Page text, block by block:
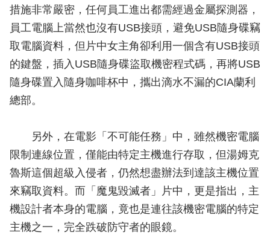
措施非常嚴密，任何員工進出都需經過金屬探測器，
員工電腦上當然也沒有USB接頭，避免USB隨身碟竊
取電腦資料，但片中女主角卻利用一個含有USB接頭
的鍵盤，插入USB隨身碟盜取機密程式碼，再將USB
隨身碟置入隨身咖啡杯中，攜出滴水不漏的CIA蘭利
總部。
另外，在電影「不可能任務」中，雖然機密電腦
限制連線位置，僅能由特定主機進行存取，但湯姆克
魯斯這個超級入侵者，仍然想盡辦法到達該主機位置
來竊取資料。而「魔鬼毀滅者」片中，更是指出，主
機設計者本身的電腦，竟也是連往該機密電腦的特定
主機之一，完全跌破防守者的眼鏡。